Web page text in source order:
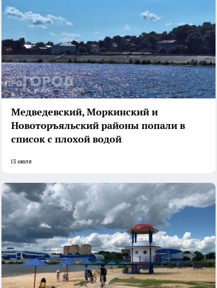
Медведевский, Моркинский и
Новоторъяльский районы попали в
список с плохой водой
13 июля